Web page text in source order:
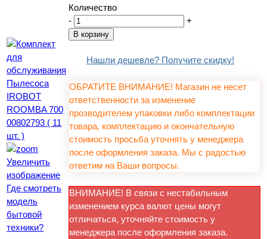
Увеличить
изображение
Где смотреть
модель
бытовой
техники?
Количество
-
+
Нашли дешевле? Получите скидку!
ОБРАТИТЕ ВНИМАНИЕ! Магазин не несет
ответственности за изменение
прозводителем упаковки либо комплектации
товара, комплектацию и окончательную
стоимость просьба уточнять у менеджера
после оформления заказа. Мы с радостью
ответим на Ваши вопросы.
ВНИМАНИЕ! В связи с нестабильным
изменением курса валют цены могут
отличаться, уточняйте стоимость у
менеджера после оформления заказа.